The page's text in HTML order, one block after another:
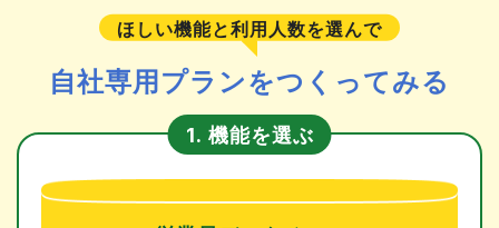
ほしい機能と利用人数を選んで
自社専用プランをつくってみる
1. 機能を選ぶ